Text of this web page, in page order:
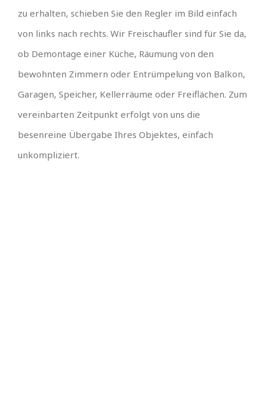
zu erhalten, schieben Sie den Regler im Bild einfach
von links nach rechts. Wir Freischaufler sind für Sie da,
ob Demontage einer Küche, Räumung von den
bewohnten Zimmern oder Entrümpelung von Balkon,
Garagen, Speicher, Kellerräume oder Freiflächen. Zum
vereinbarten Zeitpunkt erfolgt von uns die
besenreine Übergabe Ihres Objektes, einfach
unkompliziert.